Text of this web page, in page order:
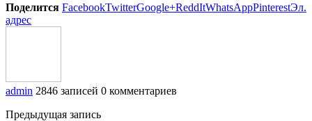
Поделится FacebookTwitterGoogle+ReddItWhatsAppPinterestЭл.
адрес
admin 2846 записей 0 комментариев
Предыдущая запись